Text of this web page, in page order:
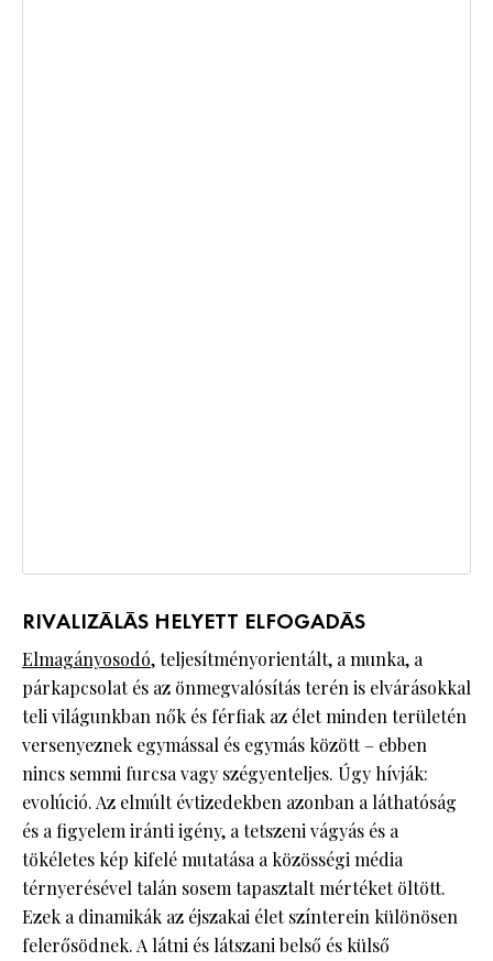
RIVALIZÁLÁS HELYETT ELFOGADÁS
Elmagányosodó, teljesítményorientált, a munka, a
párkapcsolat és az önmegvalósítás terén is elvárásokkal
teli világunkban nők és férfiak az élet minden területén
versenyeznek egymással és egymás között – ebben
nincs semmi furcsa vagy szégyenteljes. Úgy hívják:
evolúció. Az elmúlt évtizedekben azonban a láthatóság
és a figyelem iránti igény, a tetszeni vágyás és a
tökéletes kép kifelé mutatása a közösségi média
térnyerésével talán sosem tapasztalt mértéket öltött.
Ezek a dinamikák az éjszakai élet színterein különösen
felerősödnek. A látni és látszani belső és külső